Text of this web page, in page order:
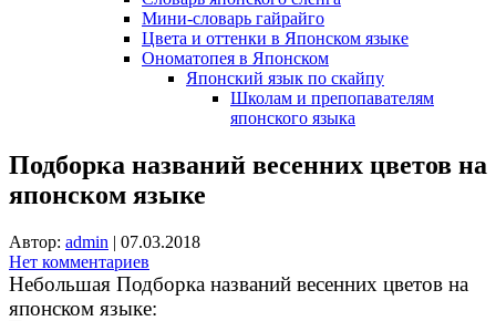
Мини-словарь гайрайго
Цвета и оттенки в Японском языке
Ономатопея в Японском
Японский язык по скайпу
Школам и препопавателям
японского языка
Подборка названий весенних цветов на
японском языке
Автор: admin | 07.03.2018
Нет комментариев
Небольшая Подборка названий весенних цветов на
японском языке: